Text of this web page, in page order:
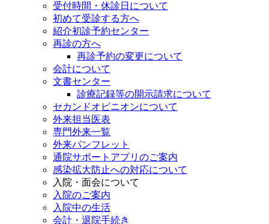
受付時間・休診日について
初めて受診する方へ
紹介初診予約センター
再診の方へ
再診予約の変更について
会計について
文書センター
診療記録等の開示請求について
セカンドオピニオンについて
外来担当医表
専門外来一覧
外来パンフレット
通院サポートアプリのご案内
感染拡大防止への対応について
入院・面会について
入院のご案内
入院中の生活
会計・退院手続き